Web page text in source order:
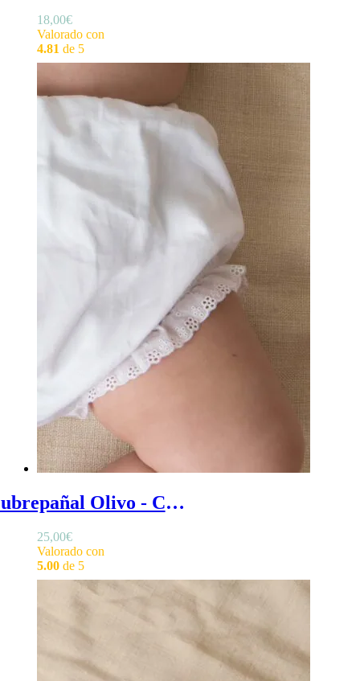
18,00€
Valorado con
4.81 de 5
Cubrepañal Olivo - Cubrepañal bautizo en algodón orgánico con volantes en las perneras
25,00€
Valorado con
5.00 de 5